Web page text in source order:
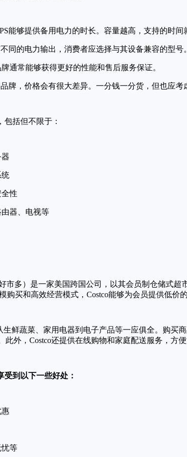
能够提供备用电力的时长。容量越高，支持的时间
同的电力输出，消费者应选择与其设备兼容的型号。
通常能够获得更好的性能和售后服务保证。
牌，价格会有很大差异。一分钱一分货，但也应考
包括但不限于：
统
性
器、电视等
好市多）是一家美国跨国公司，以其会员制仓储式
购买和高效经营模式，Costco能够为会员提供低价
生鲜蔬菜、家用电器到电子产品等一应俱全。购买
外，Costco还提供在线购物和家庭配送服务，方便
受到以下一些好处：
惠
等